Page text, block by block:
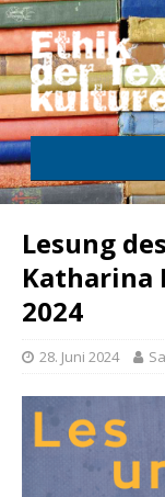
Lesung
Katharina
2024
28. Juni 2024